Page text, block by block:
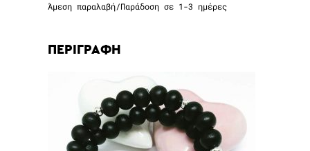
Άμεση παραλαβή/Παράδοση σε 1-3 ημέρες
ΠΕΡΙΓΡΑΦΗ